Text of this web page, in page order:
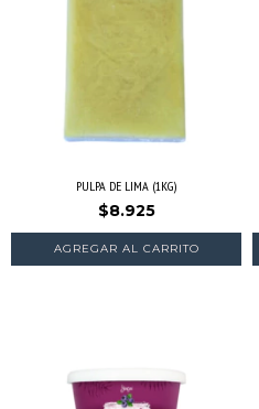
PULPA DE LIMA (1KG)
$8.925